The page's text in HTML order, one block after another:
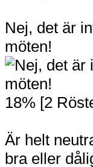
Nej, det är
möten!
18% [2
Är helt
bra eller